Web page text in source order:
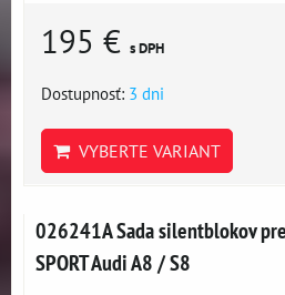
195 € s DPH
Dostupnosť: 3 dni
VYBERTE VARIANT
026241A Sada silentblokov
SPORT Audi A8 / S8